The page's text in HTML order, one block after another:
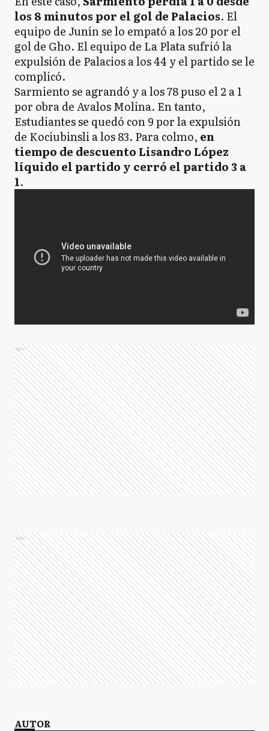
los 8 minutos por el gol de Palacios. El
equipo de Junín se lo empató a los 20 por el
gol de Gho. El equipo de La Plata sufrió la
expulsión de Palacios a los 44 y el partido se le
complicó.
Sarmiento se agrandó y a los 78 puso el 2 a 1
por obra de Avalos Molina. En tanto,
Estudiantes se quedó con 9 por la expulsión
de Kociubinsli a los 83. Para colmo, en
tiempo de descuento Lisandro López
líquido el partido y cerró el partido 3 a
1.
Ads
Ads
AUTOR